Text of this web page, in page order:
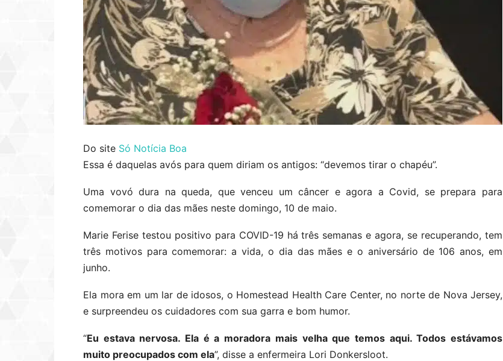
Do site Só Notícia Boa
Essa é daquelas avós para quem diriam os antigos: “devemos tirar o chapéu”.
Uma vovó dura na queda, que venceu um câncer e agora a Covid, se prepara para
comemorar o dia das mães neste domingo, 10 de maio.
Marie Ferise testou positivo para COVID-19 há três semanas e agora, se recuperando, tem
três motivos para comemorar: a vida, o dia das mães e o aniversário de 106 anos, em
junho.
Ela mora em um lar de idosos, o Homestead Health Care Center, no norte de Nova Jersey,
e surpreendeu os cuidadores com sua garra e bom humor.
“Eu estava nervosa. Ela é a moradora mais velha que temos aqui. Todos estávamos
muito preocupados com ela”, disse a enfermeira Lori Donkersloot.